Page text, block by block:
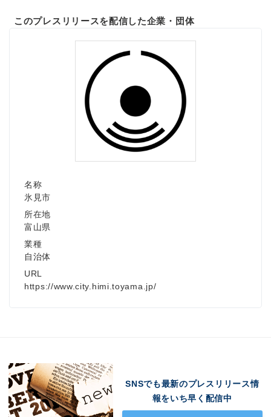
このプレスリリースを配信した企業・団体
名称
氷見市
所在地
富山県
業種
自治体
URL
https://www.city.himi.toyama.jp/
SNSでも最新のプレスリリース情
報をいち早く配信中